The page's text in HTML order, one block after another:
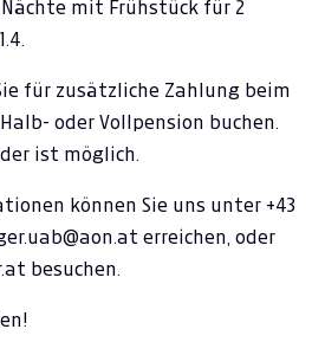
mit Frühstück für 2
für zusätzliche Zahlung beim
oder Vollpension buchen.
ist möglich.
können Sie uns unter +43
erreichen, oder
besuchen.